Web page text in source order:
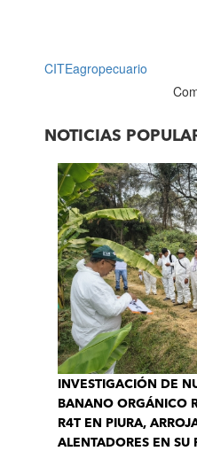
CITEagropecuario
NOTICIAS
INVESTIGACIÓN DE
BANANO ORGÁNICO
R4T EN PIURA,
ALENTADORES EN SU